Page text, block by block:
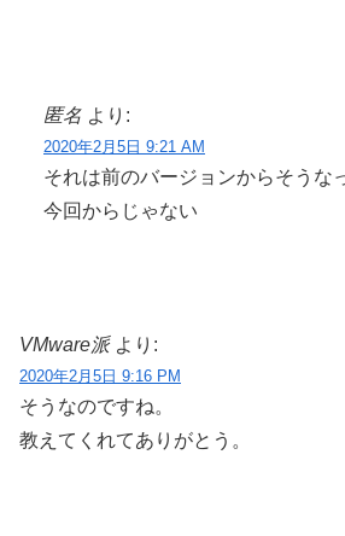
匿名 より:
2020年2月5日 9:21 AM
それは前のバージョンからそうな
今回からじゃない
VMware派 より:
2020年2月5日 9:16 PM
そうなのですね。
教えてくれてありがとう。